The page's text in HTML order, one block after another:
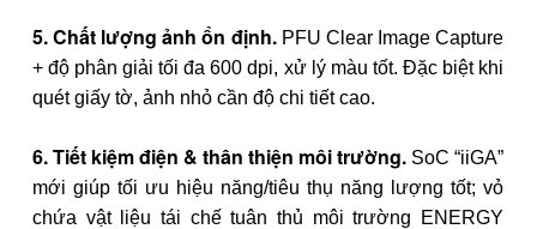
5. Chất lượng ảnh ổn định.PFU Clear Image Capture
+ độ phân giải tối đa 600 dpi, xử lý màu tốt. Đặc biệt khi
quét giấy tờ, ảnh nhỏ cần độ chi tiết cao.
6. Tiết kiệm điện & thân thiện môi trường. SoC “iiGA”
mới giúp tối ưu hiệu năng/tiêu thụ năng lượng tốt; vỏ
chứa vật liệu tái chế tuân thủ môi trường
ENERGY